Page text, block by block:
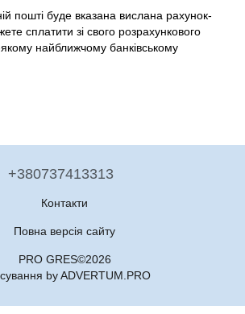
пошті буде вказана вислана рахунок-
сплатити зі свого розрахункового
найближчому банківському
+380737413313
Контакти
Повна версія сайту
PRO GRES©2026
by ADVERTUM.PRO